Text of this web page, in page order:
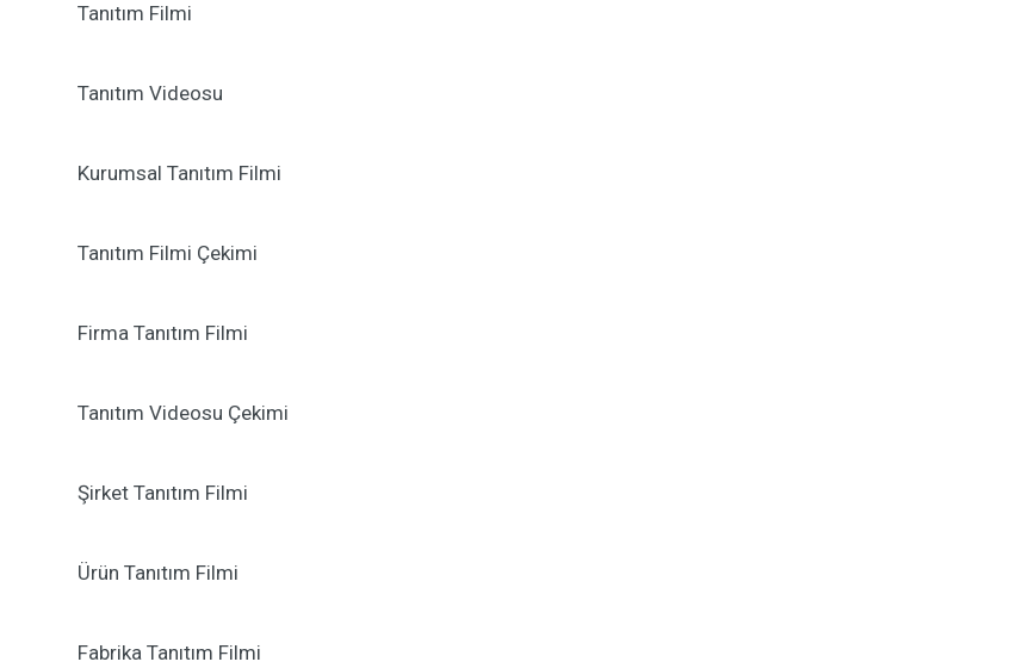
Tanıtım Filmi
Tanıtım Videosu
Kurumsal Tanıtım Filmi
Tanıtım Filmi Çekimi
Firma Tanıtım Filmi
Tanıtım Videosu Çekimi
Şirket Tanıtım Filmi
Ürün Tanıtım Filmi
Fabrika Tanıtım Filmi